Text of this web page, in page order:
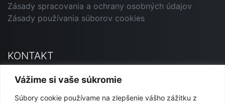
Vážime si vaše súkromie
Súbory cookie používame na zlepšenie vášho zážitku z
Zásady spracovania a ochrany osobných údajov
Zásady používania súborov cookies
KONTAKT
Primavera Andorrana SK